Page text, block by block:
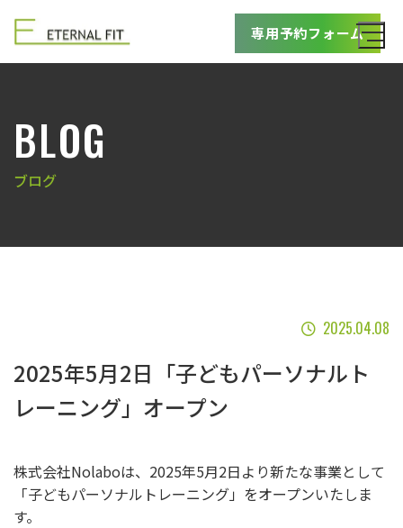
専用予約フォーム
BLOG
ブログ
2025.04.08
2025年5月2日「子どもパーソナルト
レーニング」オープン
株式会社Nolaboは、2025年5月2日より新たな事業として
「子どもパーソナルトレーニング」をオープンいたしま
す。